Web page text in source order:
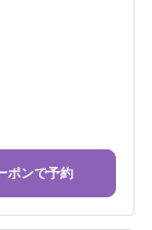
ポンで予約